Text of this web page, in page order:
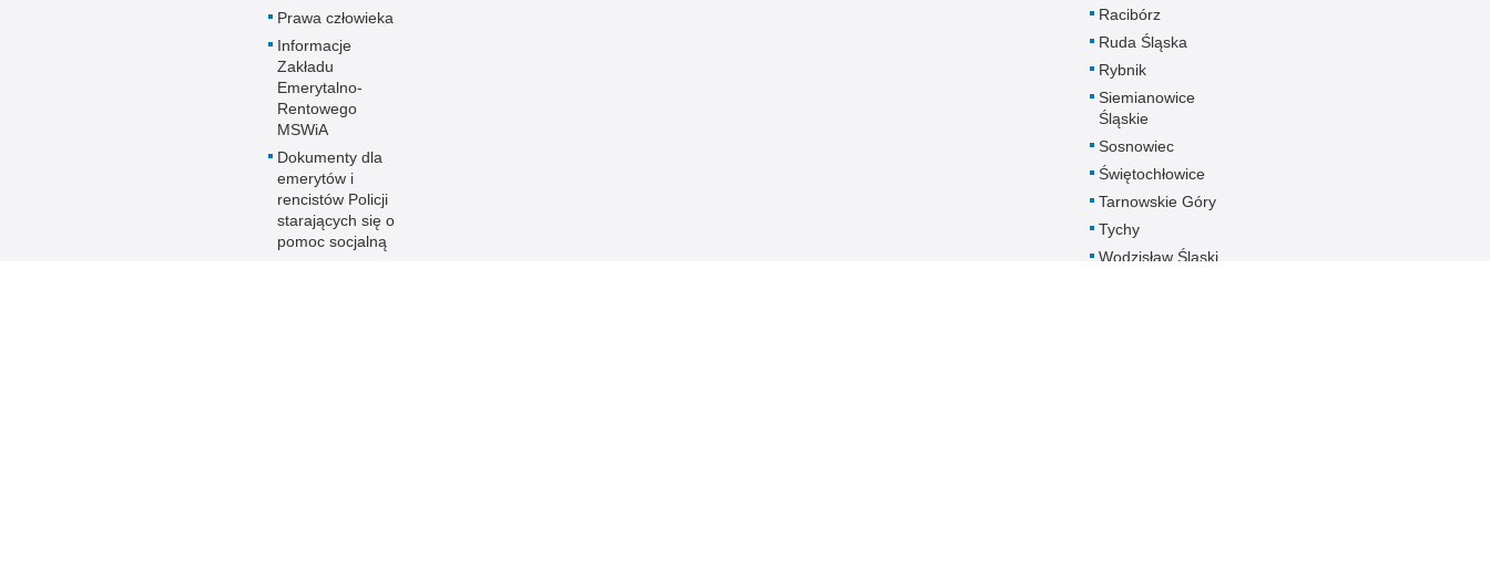
Prawa człowieka
Informacje
Zakładu
Emerytalno-
Rentowego
MSWiA
Dokumenty dla
emerytów i
rencistów Policji
starających się o
pomoc socjalną
Racibórz
Ruda Śląska
Rybnik
Siemianowice
Śląskie
Sosnowiec
Świętochłowice
Tarnowskie Góry
Tychy
Wodzisław Śląski